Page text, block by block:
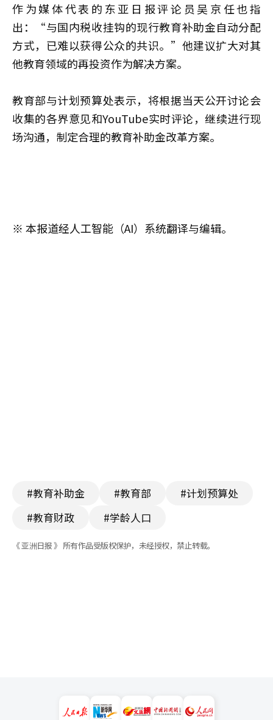
作为媒体代表的东亚日报评论员吴京任也指
出：“与国内税收挂钩的现行教育补助金自动分配
方式，已难以获得公众的共识。”他建议扩大对其
他教育领域的再投资作为解决方案。
教育部与计划预算处表示，将根据当天公开讨论会
收集的各界意见和YouTube实时评论，继续进行现
场沟通，制定合理的教育补助金改革方案。
※ 本报道经人工智能（AI）系统翻译与编辑。
#教育补助金 #教育部
#计划预算处
#教育财政
#学龄人口
《 亚洲日报 》 所有作品受版权保护，未经授权，禁止转载。